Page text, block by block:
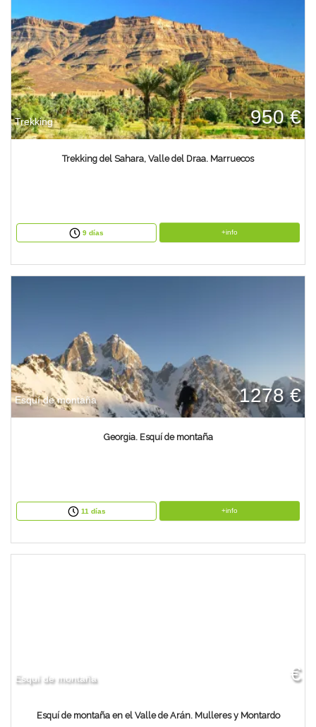
Trekking 950 €
Trekking del Sahara, Valle del Draa. Marruecos
9 días +info
Esquí de montaña 1278 €
Georgia. Esquí de montaña
11 días +info
Esquí de montaña €
Esquí de montaña en el Valle de Arán. Mulleres y Montardo